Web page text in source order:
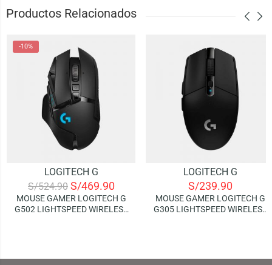
Productos Relacionados
-10%
LOGITECH G
S/524.90 S/469.90
MOUSE GAMER LOGITECH G
G502 LIGHTSPEED WIRELESS
LOGITECH G
S/239.90
MOUSE GAMER LOGITECH G
G305 LIGHTSPEED WIRELESS